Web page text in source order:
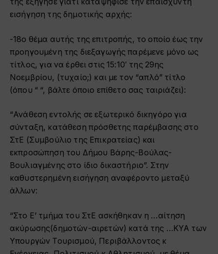
της εξήγησε γιατί καταψήφισε την επαίσχυντη
εισήγηση της δημοτικής αρχής:
-18ο θέμα αυτής της επιτροπής, το οποίο έως την
προηγουμένη της διεξαγωγής παρέμενε μόνο ως
τίτλος, για να έρθει στις 15:10′ της 29ης
Νοεμβρίου, (τυχαίο;) και με τον “απλό” τίτλο
(όπου “ “, βάλτε όποιο επίθετο σας ταιριάζει):
“Ανάθεση εντολής σε εξωτερικό δικηγόρο για
σύνταξη, κατάθεση πρόσθετης παρέμβασης στο
ΣτΕ (Συμβούλιο της Επικρατείας) και
εκπροσώπηση του Δήμου Βάρης-Βούλας-
Βουλιαγμένης στο ίδιο δικαστήριο”. Στην
καθυστερημένη εισήγηση αναφέροντο μεταξύ
άλλων:
“Στο Ε’ τμήμα του ΣτΕ ασκήθηκαν η …αίτηση
ακύρωσης(δημοτών-αιρετών) κατά της …ΚΥΑ των
Υπουργών Τουρισμού, Περιβάλλοντος κ